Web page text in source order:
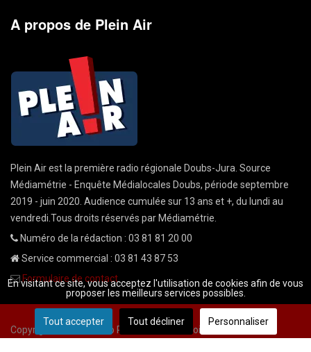
A propos de Plein Air
Plein Air est la première radio régionale Doubs-Jura. Source
Médiamétrie - Enquête Médialocales Doubs, période septembre
2019 - juin 2020. Audience cumulée sur 13 ans et +, du lundi au
vendredi.Tous droits réservés par Médiamétrie.
Numéro de la rédaction : 03 81 81 20 00
Service commercial : 03 81 43 87 53
Formulaire de contact
Copyright © 2026 Radio Plein Air - Tous droits réservés
En visitant ce site, vous acceptez l'utilisation de cookies afin de vous
proposer les meilleurs services possibles.
Tout accepter Tout décliner Personnaliser